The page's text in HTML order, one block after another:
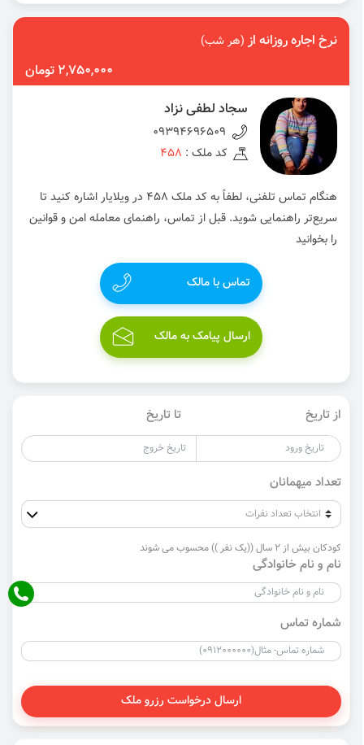
نرخ اجاره روزانه از(هر شب)
2,750,000 تومان
سجاد لطفی نزاد
09394696509
کد ملک : 458
هنگام تماس تلفنی، لطفاً به کد ملک 458 در ویلایار اشاره کنید تا
سریع‌تر راهنمایی شوید. قبل از تماس، راهنمای معامله امن و قوانین
را بخوانید
تماس با مالک
ارسال پیامک به مالک
از تاریخ تا تاریخ
تعداد میهمانان
کودکان بیش از 2 سال ((یک نفر )) محسوب می شوند
نام و نام خانوادگی
شماره تماس
ارسال درخواست رزرو ملک